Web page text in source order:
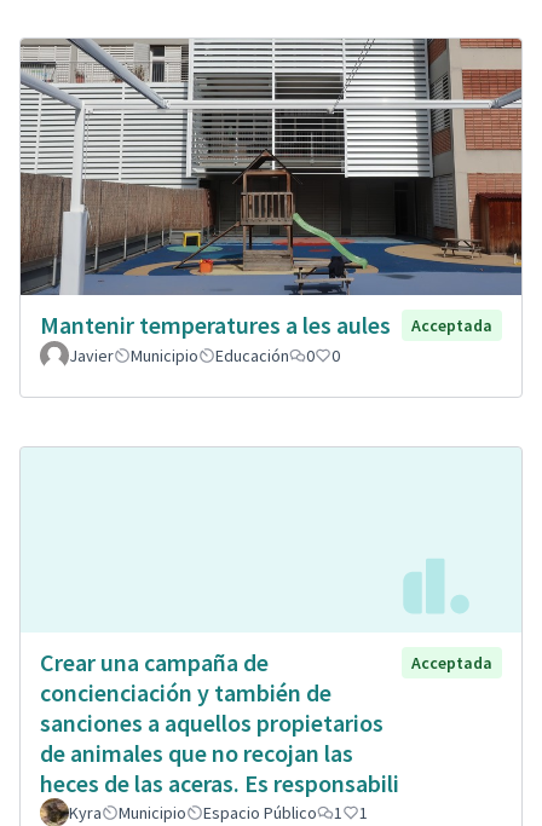
Mantenir temperatures a les aules
Acceptada
Javier
Municipio Educación 0 0
Crear una campaña de
concienciación y también de
sanciones a aquellos propietarios
de animales que no recojan las
heces de las aceras. Es responsabili
Acceptada
Kyra Municipio Espacio Público 1 1